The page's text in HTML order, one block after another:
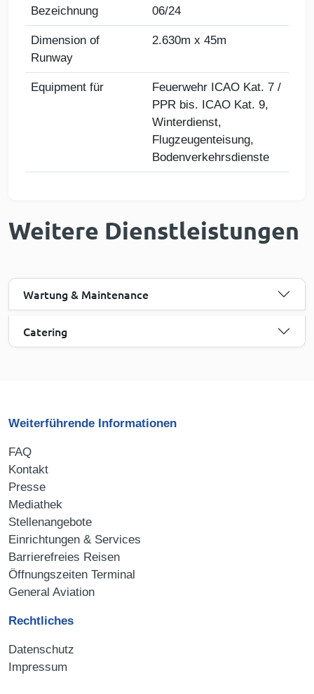
Bezeichnung 06/24
Dimension of
Runway
2.630m x 45m
Equipment für
Feuerwehr ICAO Kat. 7 /
PPR bis. ICAO Kat. 9,
Winterdienst,
Flugzeugenteisung,
Bodenverkehrsdienste
Weitere Dienstleistungen
Wartung & Maintenance
Catering
Weiterführende Informationen
FAQ
Kontakt
Presse
Mediathek
Stellenangebote
Einrichtungen & Services
Barrierefreies Reisen
Öffnungszeiten Terminal
General Aviation
Rechtliches
Datenschutz
Impressum